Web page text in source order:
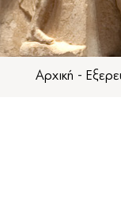
Αρχική -